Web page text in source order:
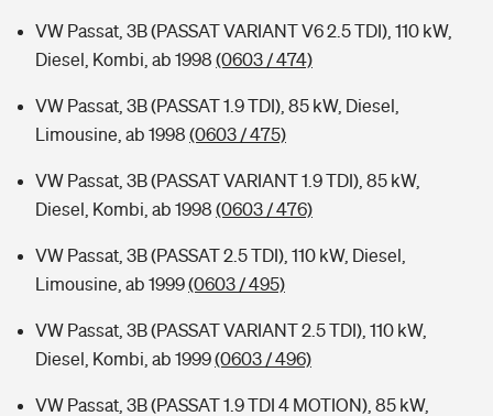
VW Passat, 3B (PASSAT VARIANT V6 2.5 TDI), 110 kW,
Diesel, Kombi, ab 1998 (0603 / 474)
VW Passat, 3B (PASSAT 1.9 TDI), 85 kW, Diesel,
Limousine, ab 1998 (0603 / 475)
VW Passat, 3B (PASSAT VARIANT 1.9 TDI), 85 kW,
Diesel, Kombi, ab 1998 (0603 / 476)
VW Passat, 3B (PASSAT 2.5 TDI), 110 kW, Diesel,
Limousine, ab 1999(0603 / 495)
VW Passat, 3B (PASSAT VARIANT 2.5 TDI), 110 kW,
Diesel, Kombi, ab 1999(0603 / 496)
VW Passat, 3B (PASSAT 1.9 TDI 4 MOTION), 85 kW,